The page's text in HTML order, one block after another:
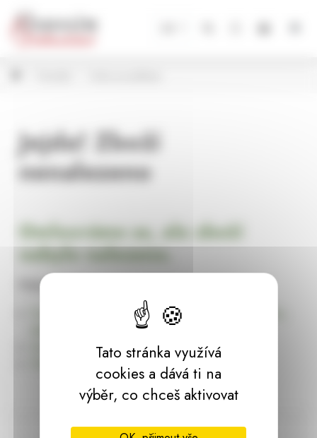
Jejda! Zboží
nenalezeno
Omlouváme se, ale zboží
nebylo nalezeno.
Pokračujte na
Úvodní stránku Dekorace, bytové a zahradní doplňky,
dárky | HARASIM.info
Panel pro správu cookies
Tato stránka využívá
cookies a dává ti na
výběr, co chceš aktivovat